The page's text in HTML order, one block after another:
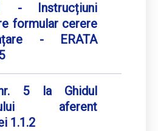
- Instrucțiuni
formular cerere
- ERATA
5 la Ghidul
aferent
1.1.2